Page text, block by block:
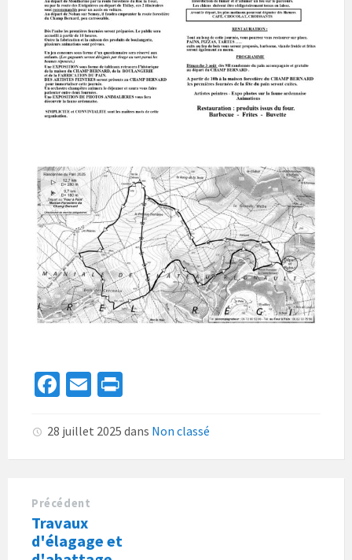
Fa
b
o
k
E
ai
l
t
28 juillet 2025 dans Non classé
Précédent
Travaux
d'élagage et